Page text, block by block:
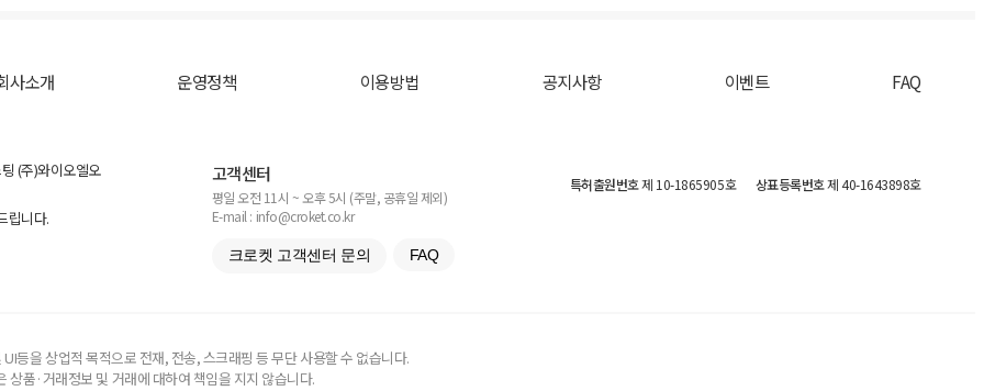
사소개 운영정책 이용방법 공지사항 이벤트 FAQ
(주)와이오엘오
립니다.
고객센터
평일 오전 11시 ~ 오후 5시 (주말, 공휴일 제외)
E-mail : info@croket.co.kr
크로켓 고객센터 문의 FAQ
특허출원번호제 10-1865905호 상표등록번호제 40-1643898호
등을 상업적 목적으로 전재, 전송, 스크래핑 등 무단 사용할 수 없습니다.
품·거래정보 및 거래에 대하여 책임을 지지 않습니다.